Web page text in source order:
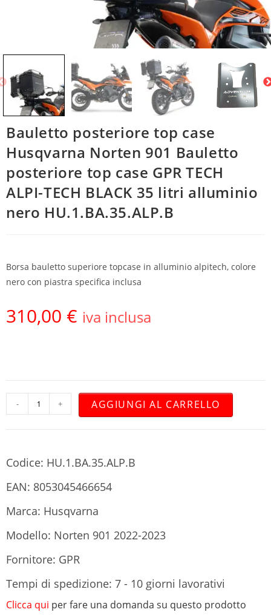
Bauletto posteriore top case
Husqvarna Norten 901 Bauletto
posteriore top case GPR TECH
ALPI-TECH BLACK 35 litri alluminio
nero HU.1.BA.35.ALP.B
Borsa bauletto superiore topcase in alluminio alpitech, colore
nero con piastra specifica inclusa
310,00 € iva inclusa
- + AGGIUNGI AL CARRELLO
Codice: HU.1.BA.35.ALP.B
EAN: 8053045466654
Marca: Husqvarna
Modello: Norten 901 2022-2023
Fornitore: GPR
Tempi di spedizione: 7 - 10 giorni lavorativi
Clicca qui per fare una domanda su questo prodotto